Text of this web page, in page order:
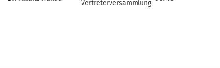
Vertreterversammlung